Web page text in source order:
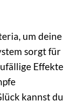
um deine
sorgt für
Effekte
kannst du